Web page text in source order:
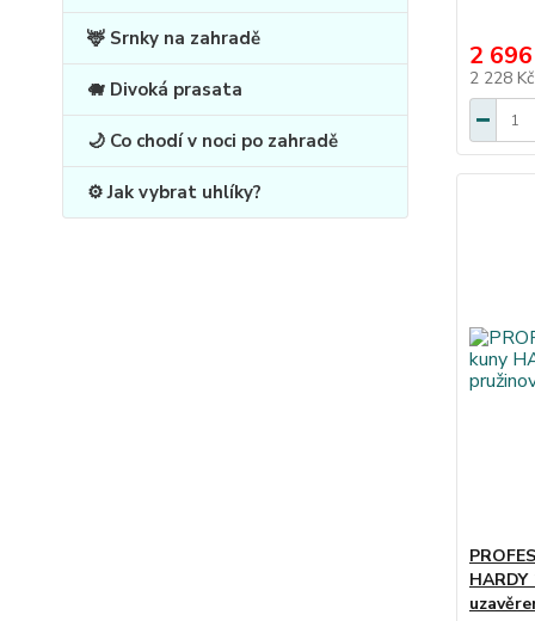
🦌 Srnky na zahradě
🐗 Divoká prasata
🌙 Co chodí v noci po zahradě
⚙️ Jak vybrat uhlíky?
2
2 228